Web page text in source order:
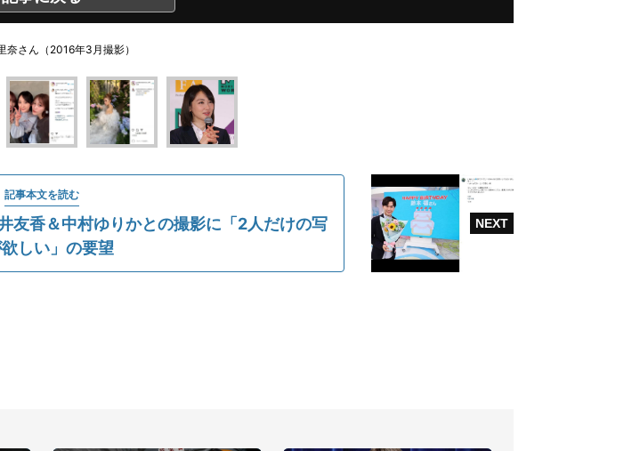
奈さん（2016年3月撮影）
記事本文を読む
香＆中村ゆりかとの撮影に「2人だけの写
しい」の要望